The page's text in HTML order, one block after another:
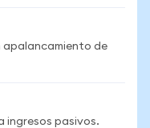
apalancamiento de
ingresos pasivos.